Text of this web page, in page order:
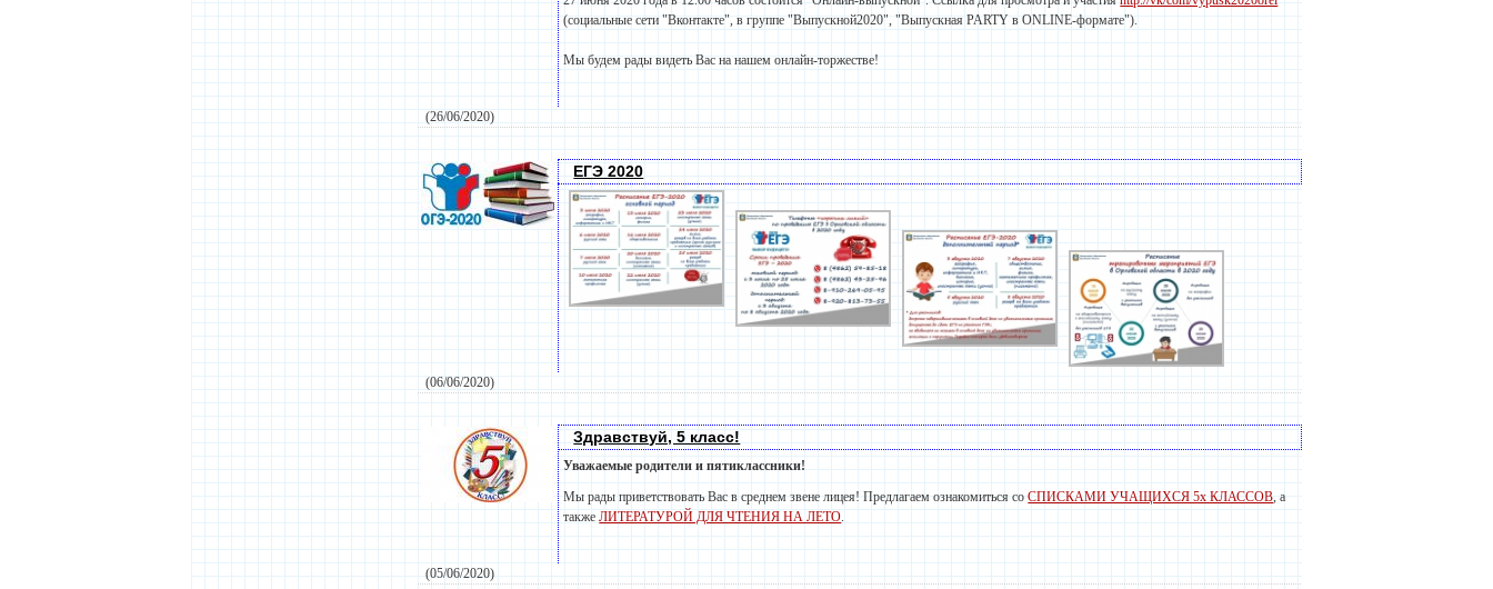
(социальные сети "Вконтакте", в группе "Выпускной2020", "Выпускная PARTY в ONLINE-формате").
Мы будем рады видеть Вас на нашем онлайн-торжестве!
(26/06/2020)
ЕГЭ 2020
(06/06/2020)
Здравствуй, 5 класс!
Уважаемые родители и пятиклассники!
Мы рады приветствовать Вас в среднем звене лицея! Предлагаем ознакомиться соСПИСКАМИ УЧАЩИХСЯ 5х КЛАССОВ, а
такжеЛИТЕРАТУРОЙ ДЛЯ ЧТЕНИЯ НА ЛЕТО.
(05/06/2020)